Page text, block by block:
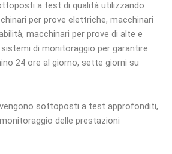
a test di qualità utilizzando
per prove elettriche, macchinari
macchinari per prove di alte e
di monitoraggio per garantire
24 ore al giorno, sette giorni su
sottoposti a test approfonditi,
delle prestazioni